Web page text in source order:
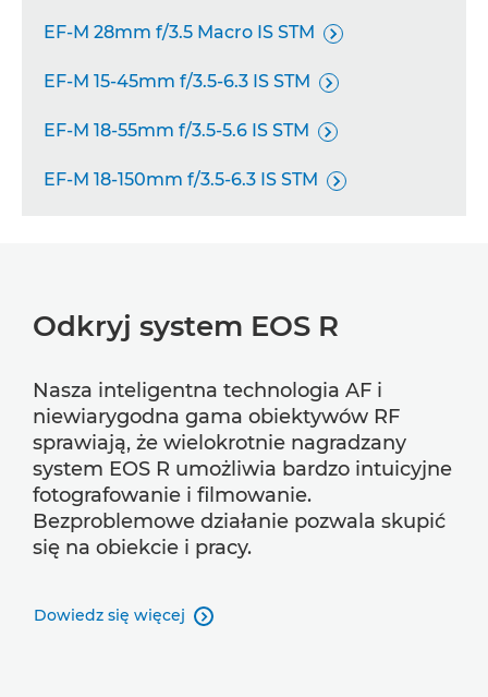
EF-M 28mm f/3.5 Macro IS STM 
EF-M 15-45mm f/3.5-6.3 IS STM 
EF-M 18-55mm f/3.5-5.6 IS STM 
EF-M 18-150mm f/3.5-6.3 IS STM 
Odkryj system EOS R
Nasza inteligentna technologia AF i
niewiarygodna gama obiektywów RF
sprawiają, że wielokrotnie nagradzany
system EOS R umożliwia bardzo intuicyjne
fotografowanie i filmowanie.
Bezproblemowe działanie pozwala skupić
się na obiekcie i pracy.
Dowiedz się więcej 